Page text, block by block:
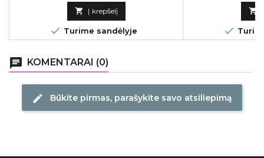
kaina
 Į krepšelį
 Turime sandėlyje


chat KOMENTARAI (0)
edit Būkite pirmas, parašykite savo atsiliepimą